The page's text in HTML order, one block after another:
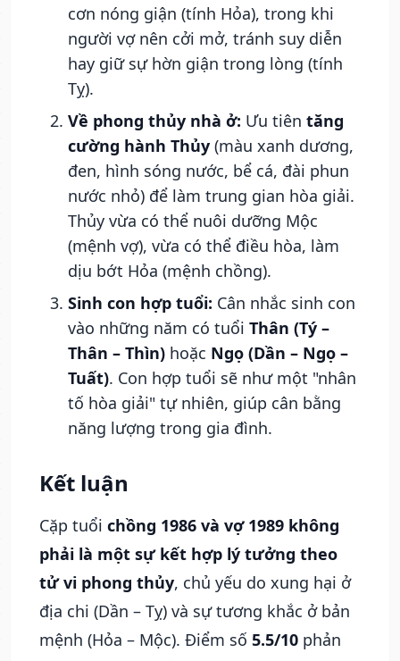
cơn nóng giận (tính Hỏa), trong khi
người vợ nên cởi mở, tránh suy diễn
hay giữ sự hờn giận trong lòng (tính
Tỵ).
Về phong thủy nhà ở: Ưu tiên tăng
cường hành Thủy (màu xanh dương,
đen, hình sóng nước, bể cá, đài phun
nước nhỏ) để làm trung gian hòa giải.
Thủy vừa có thể nuôi dưỡng Mộc
(mệnh vợ), vừa có thể điều hòa, làm
dịu bớt Hỏa (mệnh chồng).
Sinh con hợp tuổi: Cân nhắc sinh con
vào những năm có tuổi Thân (Tý –
Thân – Thìn) hoặc Ngọ (Dần – Ngọ –
Tuất). Con hợp tuổi sẽ như một "nhân
tố hòa giải" tự nhiên, giúp cân bằng
năng lượng trong gia đình.
Kết luận
Cặp tuổi chồng 1986 và vợ 1989 không
phải là một sự kết hợp lý tưởng theo
tử vi phong thủy, chủ yếu do xung hại ở
địa chi (Dần – Tỵ) và sự tương khắc ở bản
mệnh (Hỏa – Mộc). Điểm số 5.5/10 phản